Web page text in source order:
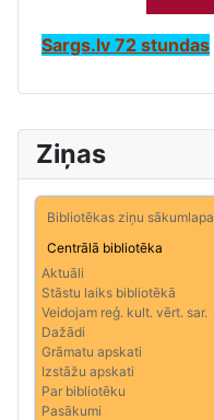
Ziņas
Bibliotēkas ziņu sākumlapa
Centrālā bibliotēka
Aktuāli
Stāstu laiks bibliotēkā
Veidojam reģ. kult. vērt. sar.
Dažādi
Grāmatu apskati
Izstāžu apskati
Par bibliotēku
Pasākumi
Sargs.lv 72 stundas